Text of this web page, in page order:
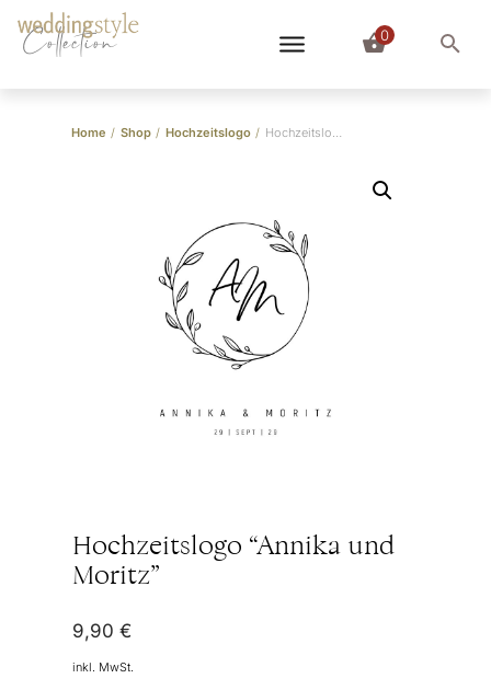
Collection 0
Home / Shop / Hochzeitslogo / Hochzeitslogo “Annika und Moritz”
Hochzeitslogo “Annika und
Moritz”
9,90 €
inkl. MwSt.